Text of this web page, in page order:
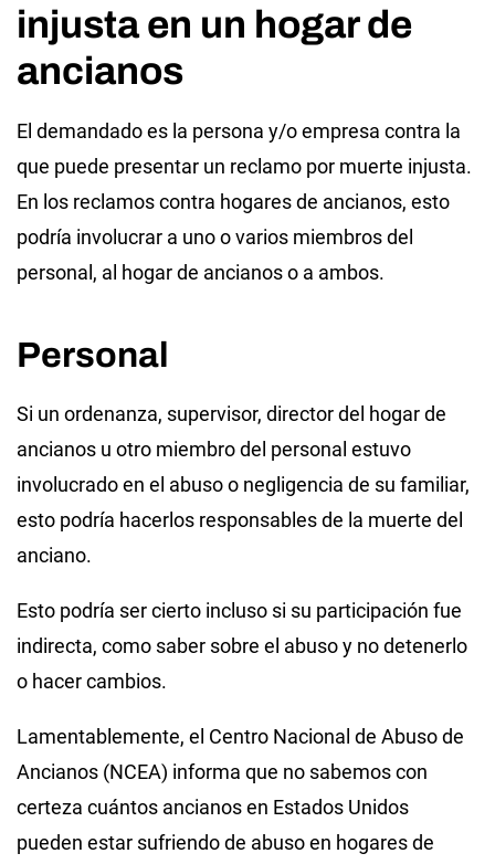
injusta en un hogar de
ancianos
El demandado es la persona y/o empresa contra la
que puede presentar un reclamo por muerte injusta.
En los reclamos contra hogares de ancianos, esto
podría involucrar a uno o varios miembros del
personal, al hogar de ancianos o a ambos.
Personal
Si un ordenanza, supervisor, director del hogar de
ancianos u otro miembro del personal estuvo
involucrado en el abuso o negligencia de su familiar,
esto podría hacerlos responsables de la muerte del
anciano.
Esto podría ser cierto incluso si su participación fue
indirecta, como saber sobre el abuso y no detenerlo
o hacer cambios.
Lamentablemente, el Centro Nacional de Abuso de
Ancianos (NCEA) informa que no sabemos con
certeza cuántos ancianos en Estados Unidos
pueden estar sufriendo de abuso en hogares de